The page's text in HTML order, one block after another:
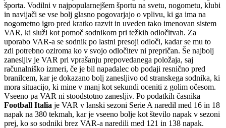
športa. Vodilni v najpopularnejšem športu na svetu, nogometu, klubi
in navijači se vse bolj glasno pogovarjajo o vplivu, ki ga ima na
nogometno igro pred kratko razvit in uveden tako imenovan sistem
VAR, ki služi kot pomoč sodnikom pri težkih odločitvah. Za
uporabo VAR-a se sodnik po lastni presoji odloči, kadar se mu to
zdi potrebno oziroma ko v svojo odločitev ni prepričan. Še najbolj
zanesljiv je VAR pri vprašanju prepovedanega položaja, saj
računalniško izmeri, če je bil napadalec ob podaji resnično pred
branilcem, kar je dokazano bolj zanesljivo od stranskega sodnika, ki
mora situacijo, ki mine v manj kot sekundi oceniti z golim očesom.
Vseeno pa VAR ni stoodstotno zanesljiv. Po podatkih časnika
Football Italia je VAR v lanski sezoni Serie A naredil med 16 in 18
napak na 380 tekmah, kar je vseeno bolje kot število napak v sezoni
prej, ko so sodniki brez VAR-a naredili med 121 in 138 napak.